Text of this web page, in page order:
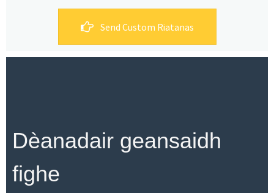
Send Custom Riatanas
Dèanadair geansaidh
fighe